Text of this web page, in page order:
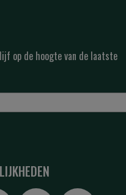
op de hoogte van de laatste